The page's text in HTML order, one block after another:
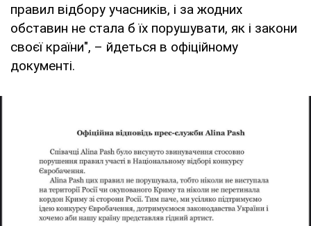
правил відбору учасників, і за жодних
обставин не стала б їх порушувати, як і закони
своєї країни", – йдеться в офіційному
документі.